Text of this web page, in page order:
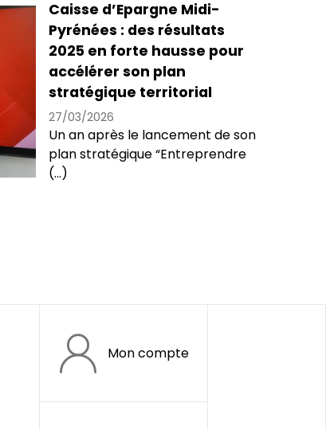
Caisse d’Epargne Midi-
Pyrénées : des résultats
2025 en forte hausse pour
accélérer son plan
stratégique territorial
27/03/2026
Un an après le lancement de son
plan stratégique “Entreprendre
(...)
Mon compte